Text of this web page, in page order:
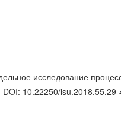
исследование
10.22250/isu.2018.55.29-